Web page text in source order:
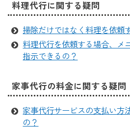
料理代行に関する疑問
掃除だけではなく料理を依頼
料理代行を依頼する場合、メ
指示できるの？
家事代行の料金に関する疑問
家事代行サービスの支払い方
の？